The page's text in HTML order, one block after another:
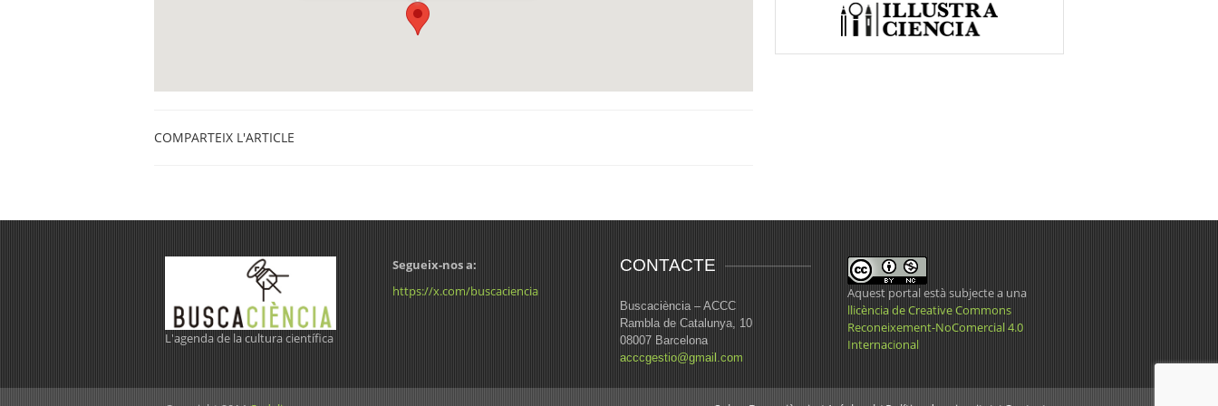
COMPARTEIX L'ARTICLE
L'agenda de la cultura científica
Segueix-nos a:
https://x.com/buscaciencia
CONTACTE
Buscaciència – ACCC
Rambla de Catalunya, 10
08007 Barcelona
acccgestio@gmail.com
Aquest portal està subjecte a una
llicència de Creative Commons
Reconeixement-NoComercial 4.0
Internacional